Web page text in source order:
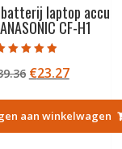
laptop accu
CF-H1
4.50
uit 5
was:
€39.36.
€23.27Huidige
is:
€23.27.
aan winkelwagen